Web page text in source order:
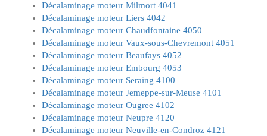
Décalaminage moteur Milmort 4041
Décalaminage moteur Liers 4042
Décalaminage moteur Chaudfontaine 4050
Décalaminage moteur Vaux-sous-Chevremont 4051
Décalaminage moteur Beaufays 4052
Décalaminage moteur Embourg 4053
Décalaminage moteur Seraing 4100
Décalaminage moteur Jemeppe-sur-Meuse 4101
Décalaminage moteur Ougree 4102
Décalaminage moteur Neupre 4120
Décalaminage moteur Neuville-en-Condroz 4121